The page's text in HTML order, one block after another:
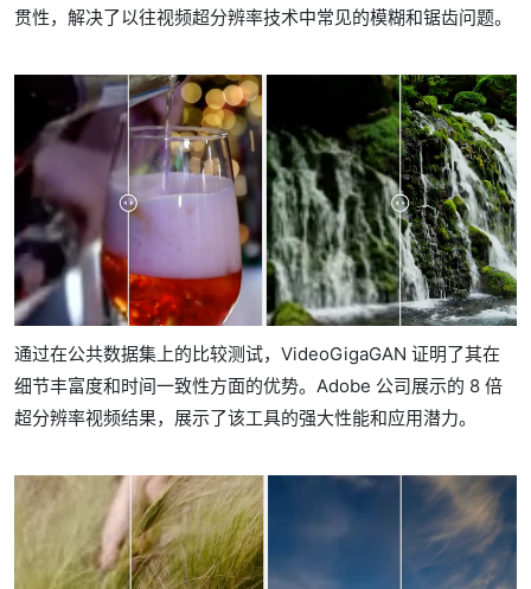
贯性，解决了以往视频超分辨率技术中常见的模糊和锯齿问题。
通过在公共数据集上的比较测试，VideoGigaGAN 证明了其在
细节丰富度和时间一致性方面的优势。Adobe 公司展示的 8 倍
超分辨率视频结果，展示了该工具的强大性能和应用潜力。